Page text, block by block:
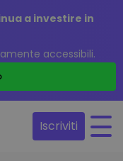
a investire in
accessibili.
Iscriviti